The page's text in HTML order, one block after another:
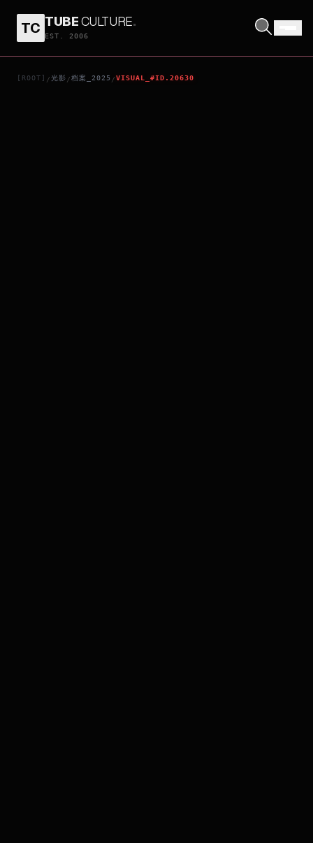
TC TUBECULTURE.
EST. 2006
[ROOT] /光影 /档案_2025 /VISUAL_#ID.20630
DIE MY LOVE